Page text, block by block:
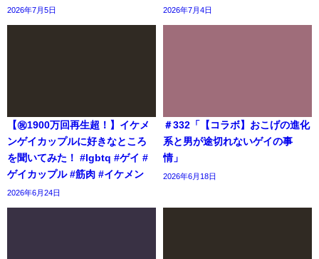
2026年7月5日 2026年7月4日
【㊗️1900万回再生超！】イケメ
ンゲイカップルに好きなところ
を聞いてみた！ #lgbtq #ゲイ #
ゲイカップル #筋肉 #イケメン
2026年6月24日
＃332「【コラボ】おこげの進化
系と男が途切れないゲイの事
情」
2026年6月18日